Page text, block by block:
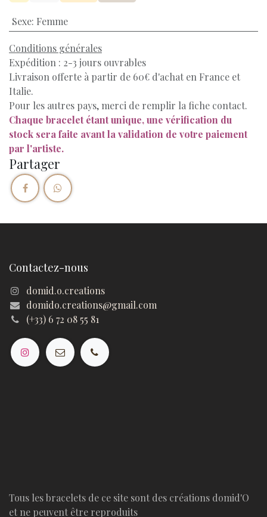
Sexe: Femme
Conditions générales
Expédition : 2-3 jours ouvrables
Livraison offerte à partir de 60€ d'achat en France et
Italie.
Pour les autres pays, merci de remplir la fiche contact.
Chaque bracelet étant unique, une vérification du
stock sera faite avant la validation de votre paiement
par l'artiste.
Partager
Contactez-nous
domid.o.creations
domido.creations@gmail.com
(+33) 6 72 08 55 81
Tous les bracelets de ce site sont des créations domid'O
et ne peuvent être reproduits